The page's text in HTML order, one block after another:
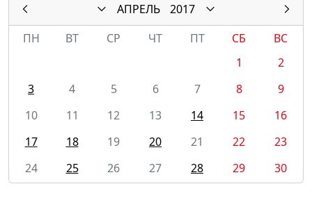
АПРЕЛЬ
2017
ПН
ВТ СР ЧТ ПТ СБ
ВС
1
2
3
4 5 6 7 8
9
10
11 12 13 14 15
16
17
18 19 20 21 22
23
24
25 26 27 28 29 30